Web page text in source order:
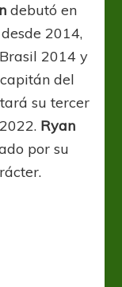
debutó en
2014,
2014 y
del
su tercer
Ryan
por su